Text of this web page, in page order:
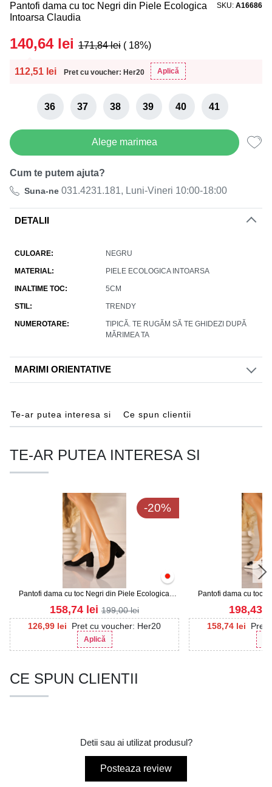
Pantofi dama cu toc Negri din Piele Ecologica
Intoarsa Claudia
SKU A16686
112,51 lei Pret cu voucher: Her20 Aplică
140,64 lei 171,84lei ( 18%)
36 37 38 39 40 41
Alege marimea
Cum te putem ajuta?
Suna-ne 031.4231.181, Luni-Vineri 10:00-18:00
DETALII
CULOARE NEGRU
MATERIAL PIELE ECOLOGICA INTOARSA
INALTIME TOC 5CM
STIL TRENDY
NUMEROTARE
TIPICĂ. TE RUGĂM SĂ TE GHIDEZI DUPĂ
MĂRIMEA TA
MARIMI ORIENTATIVE
Te-ar putea interesa si Ce spun clientii
TE-AR PUTEA INTERESA SI
-20%
Pantofi dama cu toc Negri din Piele Ecologica
Intoarsa Sayer
126,99 lei Pret cu voucher: Her20
Aplică
158,74 lei 199,00lei
Pantofi dama cu toc
158,74 lei Pret
198,43
CE SPUN CLIENTII
Detii sau ai utilizat produsul?
Posteaza review